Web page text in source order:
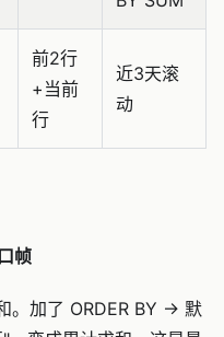
前2行
+当前
行
近3天滚
动
帧
。加了 ORDER BY → 默